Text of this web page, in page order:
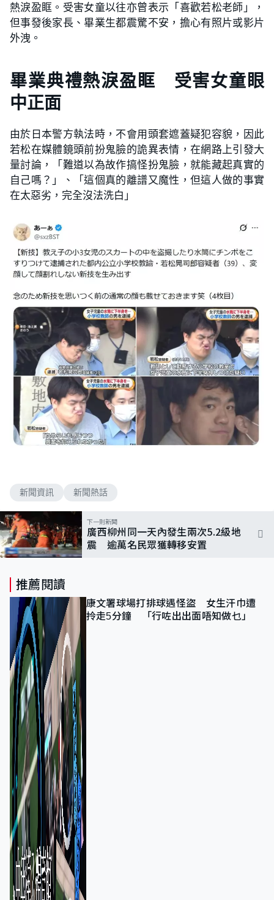
熱淚盈眶。受害女童以往亦曾表示「喜歡若松老師」，
但事發後家長、畢業生都震驚不安，擔心有照片或影片
外洩。
畢業典禮熱淚盈眶 受害女童眼
中正面
由於日本警方執法時，不會用頭套遮蓋疑犯容貌，因此
若松在媒體鏡頭前扮鬼臉的詭異表情，在網路上引發大
量討論，「難道以為故作搞怪扮鬼臉，就能藏起真實的
自己嗎？」、「這個真的離譜又魔性，但這人做的事實
在太惡劣，完全沒法洗白」
新聞資訊 新聞熱話
下一則新聞
廣西柳州同一天內發生兩次5.2級地
震 逾萬名民眾獲轉移安置
推薦閱讀
康文署球場打排球遇怪盜 女生汗巾遭
拎走5分鐘 「行咗出出面唔知做乜」